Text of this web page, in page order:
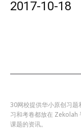
2017-10-18
30网校提供华小原创习题
习和考卷都放在 Zekolah
课题的资讯。